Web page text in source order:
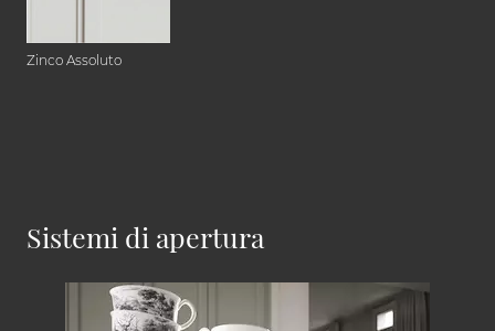
Zinco Assoluto
Sistemi di apertura